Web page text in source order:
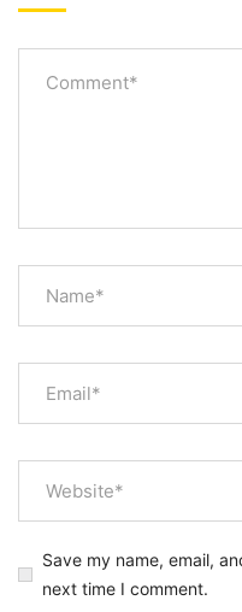
Save my name, email,
next time I comment.